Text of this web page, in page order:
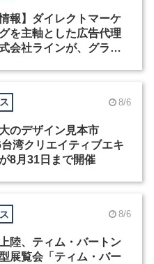
情報】ダイレクトマーケ
を主軸とした広告代理
会社ラインが、グラフ
8/6
のデザイン見本市
台湾クリエイティブエキ
8月31日まで開催
8/6
陸、ティム・バートン
展覧会「ティム・バー